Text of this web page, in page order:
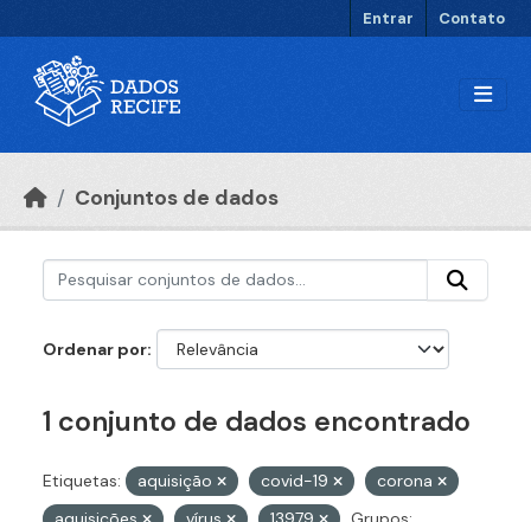
Entrar Contato
Conjuntos de dados
Ordenar por
1 conjunto de dados encontrado
Etiquetas: aquisição covid-19
corona